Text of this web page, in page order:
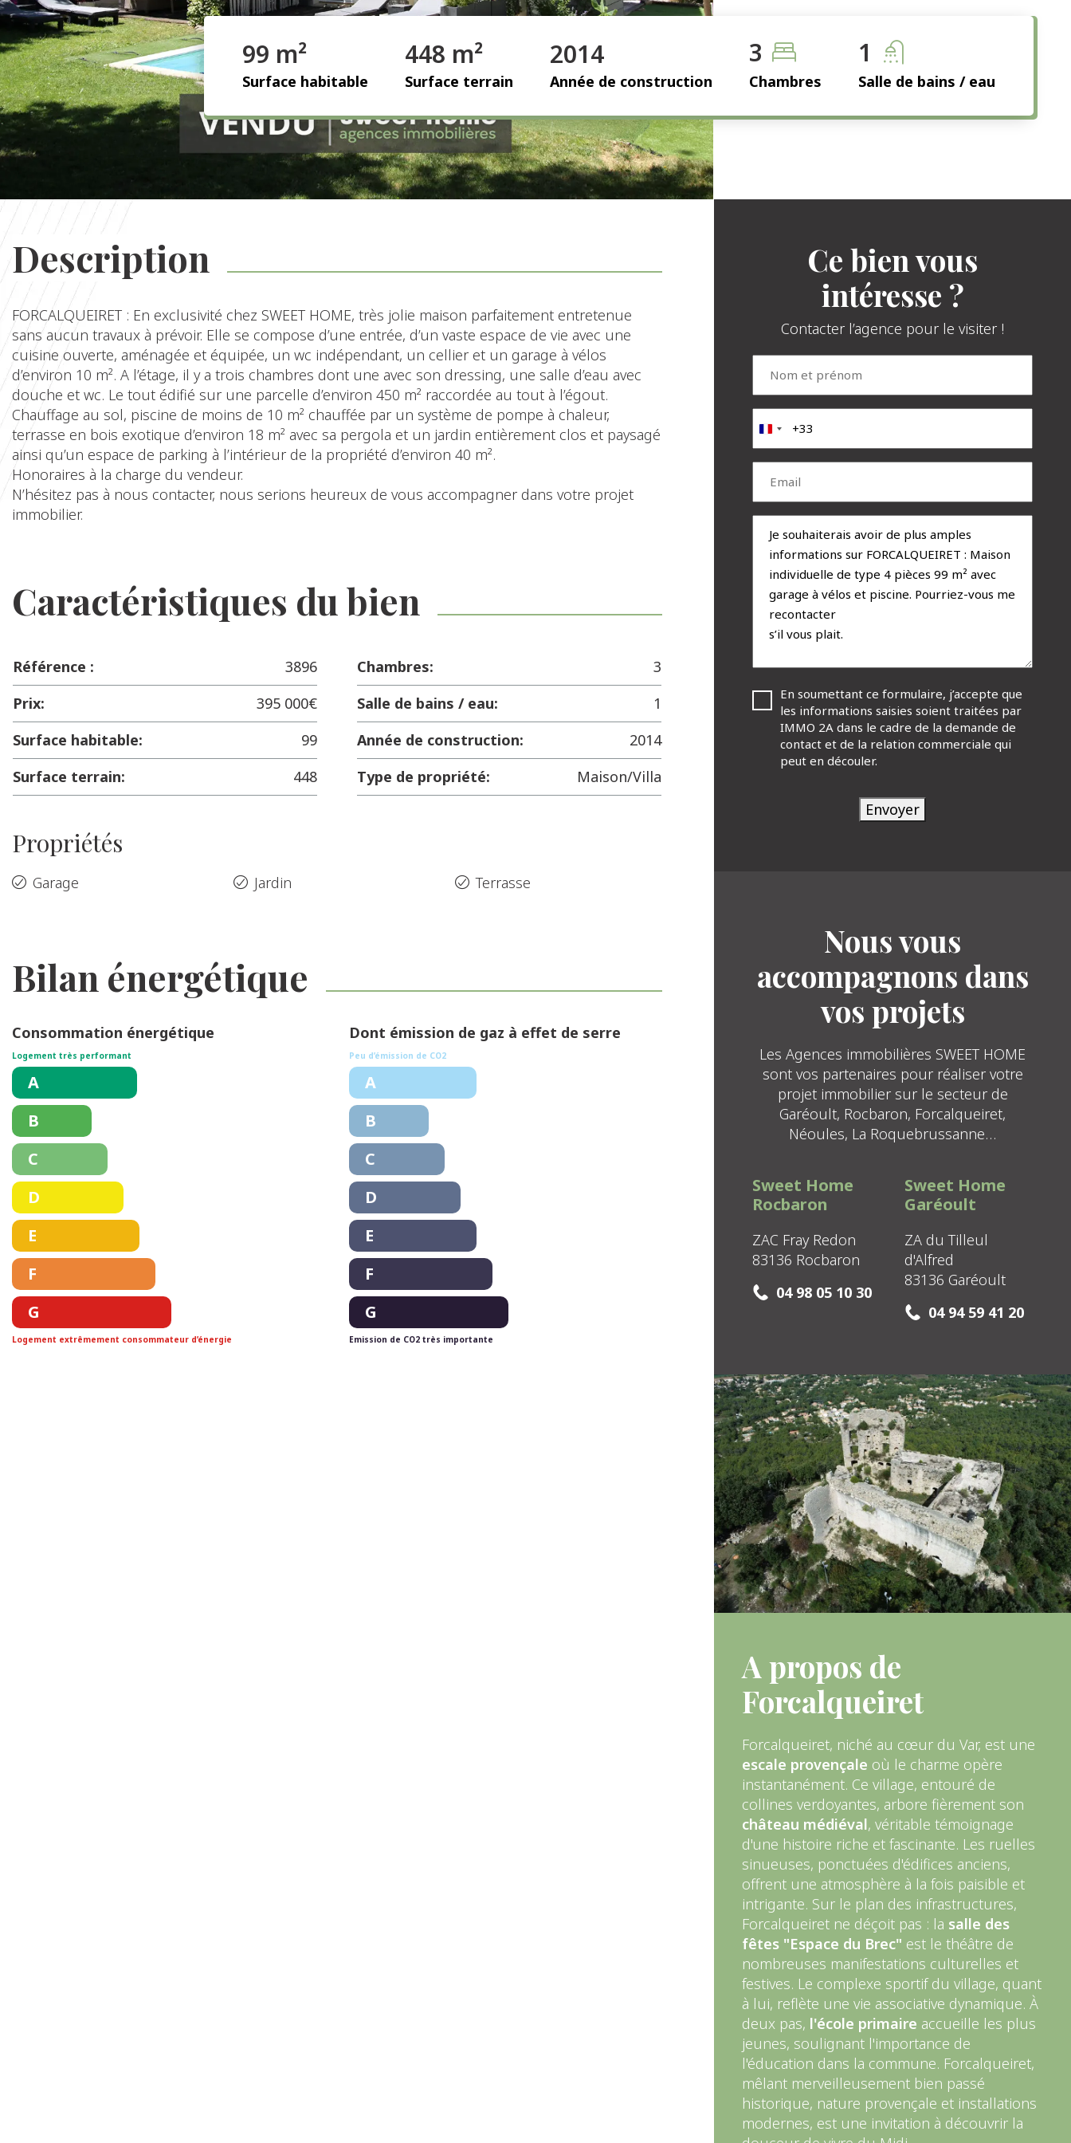
3
Chambres
1
Salle de bains / eau
99 m²
Surface habitable
448 m²
Surface terrain
2014
Année de construction
Description
FORCALQUEIRET : En exclusivité chez SWEET HOME, très jolie maison parfaitement entretenue
sans aucun travaux à prévoir. Elle se compose d’une entrée, d’un vaste espace de vie avec une
cuisine ouverte, aménagée et équipée, un wc indépendant, un cellier et un garage à vélos
d’environ 10 m². A l’étage, il y a trois chambres dont une avec son dressing, une salle d’eau avec
douche et wc. Le tout édifié sur une parcelle d’environ 450 m² raccordée au tout à l’égout.
Chauffage au sol, piscine de moins de 10 m² chauffée par un système de pompe à chaleur,
terrasse en bois exotique d’environ 18 m² avec sa pergola et un jardin entièrement clos et paysagé
ainsi qu’un espace de parking à l’intérieur de la propriété d’environ 40 m².
Honoraires à la charge du vendeur.
N’hésitez pas à nous contacter, nous serions heureux de vous accompagner dans votre projet
immobilier.
Caractéristiques du bien
Référence :
3896
Prix:
395 000€
Surface habitable:
99
Surface terrain:
448
Chambres:
3
Salle de bains / eau:
1
Année de construction:
2014
Type de propriété:
Maison/Villa
Propriétés
Garage Jardin Terrasse
Bilan énergétique
Consommation énergétique
Logement très performant
A
B
C
D
E
F
G
Logement extrêmement consommateur d’énergie
Dont émission de gaz à effet de serre
Peu d’émission de CO2
A
B
C
D
E
F
G
Emission de CO2 très importante
Ce bien vous
intéresse ?
Contacter l’agence pour le visiter !
France
+33
RGPD(Nécessaire)
En soumettant ce formulaire, j’accepte que
les informations saisies soient traitées par
IMMO 2A dans le cadre de la demande de
contact et de la relation commerciale qui
peut en découler.
Envoyer
Nous vous
accompagnons dans
vos projets
Les Agences immobilières SWEET HOME
sont vos partenaires pour réaliser votre
projet immobilier sur le secteur de
Garéoult, Rocbaron, Forcalqueiret,
Néoules, La Roquebrussanne…
Sweet Home
Rocbaron
ZAC Fray Redon
83136 Rocbaron
04 98 05 10 30
Sweet Home
Garéoult
ZA du Tilleul
d'Alfred
83136 Garéoult
04 94 59 41 20
A propos de
Forcalqueiret
Forcalqueiret, niché au cœur du Var, est une
escale provençale où le charme opère
instantanément. Ce village, entouré de
collines verdoyantes, arbore fièrement son
château médiéval, véritable témoignage
d'une histoire riche et fascinante. Les ruelles
sinueuses, ponctuées d'édifices anciens,
offrent une atmosphère à la fois paisible et
intrigante. Sur le plan des infrastructures,
Forcalqueiret ne déçoit pas : la salle des
fêtes "Espace du Brec" est le théâtre de
nombreuses manifestations culturelles et
festives. Le complexe sportif du village, quant
à lui, reflète une vie associative dynamique. À
deux pas, l'école primaire accueille les plus
jeunes, soulignant l'importance de
l'éducation dans la commune. Forcalqueiret,
mêlant merveilleusement bien passé
historique, nature provençale et installations
modernes, est une invitation à découvrir la